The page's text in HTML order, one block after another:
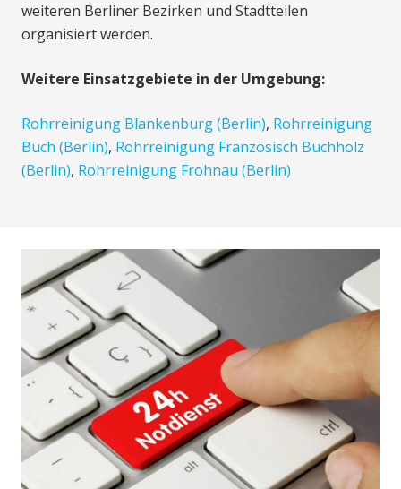
weiteren Berliner Bezirken und Stadtteilen
organisiert werden.
Weitere Einsatzgebiete in der Umgebung:
Rohrreinigung Blankenburg (Berlin), Rohrreinigung
Buch (Berlin), Rohrreinigung Französisch Buchholz
(Berlin), Rohrreinigung Frohnau (Berlin)